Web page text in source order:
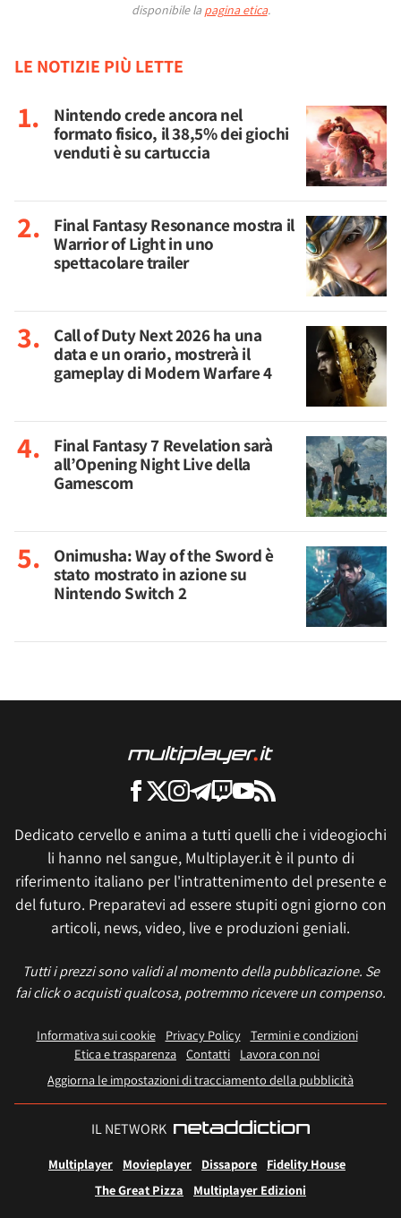
disponibile la pagina etica.
LE NOTIZIE PIÙ LETTE
Nintendo crede ancora nel
formato fisico, il 38,5% dei giochi
venduti è su cartuccia
Final Fantasy Resonance mostra il
Warrior of Light in uno
spettacolare trailer
Call of Duty Next 2026 ha una
data e un orario, mostrerà il
gameplay di Modern Warfare 4
Final Fantasy 7 Revelation sarà
all’Opening Night Live della
Gamescom
Onimusha: Way of the Sword è
stato mostrato in azione su
Nintendo Switch 2
Dedicato cervello e anima a tutti quelli che i videogiochi
li hanno nel sangue, Multiplayer.it è il punto di
riferimento italiano per l'intrattenimento del presente e
del futuro. Preparatevi ad essere stupiti ogni giorno con
articoli, news, video, live e produzioni geniali.
Tutti i prezzi sono validi al momento della pubblicazione. Se
fai click o acquisti qualcosa, potremmo ricevere un compenso.
Informativa sui cookie Privacy Policy
Termini e condizioni
Etica e trasparenza Contatti
Lavora con noi
Aggiorna le impostazioni di tracciamento della pubblicità
IL NETWORK
Multiplayer Movieplayer Dissapore
Fidelity House
The Great Pizza
Multiplayer Edizioni